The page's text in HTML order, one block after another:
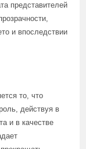
представителей
и впоследствии
то, что
действуя в
и в качестве